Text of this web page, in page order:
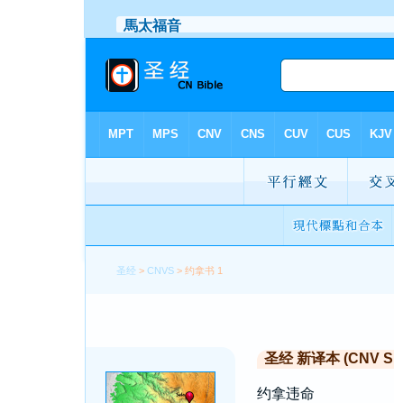
圣经 >CNVS > 约拿书 1
圣经 新译本 (CNV
约拿违命